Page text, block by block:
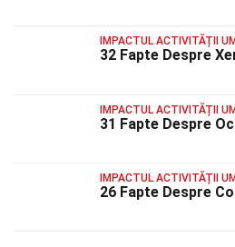
IMPACTUL ACTIVITĂȚII
32 Fapte Despre
IMPACTUL ACTIVITĂȚII
31 Fapte Despre
IMPACTUL ACTIVITĂȚII
26 Fapte Despre